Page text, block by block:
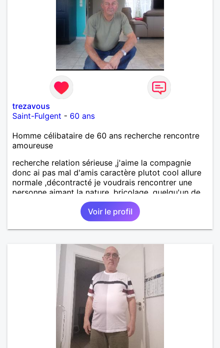
trezavous
Saint-Fulgent - 60 ans
Homme célibataire de 60 ans recherche rencontre
amoureuse
recherche relation sérieuse ,j'aime la compagnie
donc ai pas mal d'amis caractère plutot cool allure
normale ,décontracté je voudrais rencontrer une
personne aimant la nature ,bricolage ,quelqu'un de
simple et naturel à vos claviers mesdames
Voir le profil